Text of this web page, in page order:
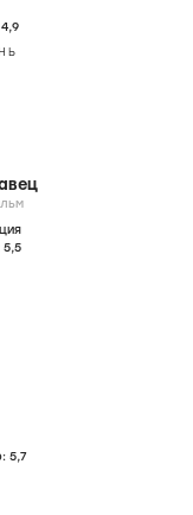
4,9
5,5
5,7